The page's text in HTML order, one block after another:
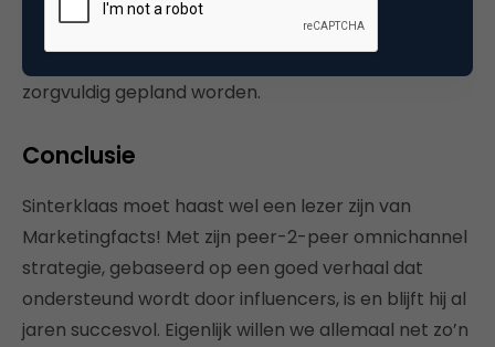
Daarnaast is Sinterklaas consistent: veranderingen
zorgvuldig gepland worden.
Conclusie
Sinterklaas moet haast wel een lezer zijn van
Marketingfacts! Met zijn peer-2-peer omnichannel
strategie, gebaseerd op een goed verhaal dat
ondersteund wordt door influencers, is en blijft hij al
jaren succesvol. Eigenlijk willen we allemaal net zo’n